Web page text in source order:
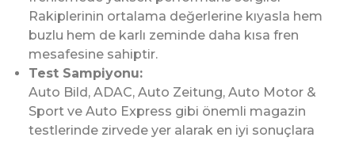
Rakiplerinin ortalama değerlerine kıyasla hem
buzlu hem de karlı zeminde daha kısa fren
mesafesine sahiptir.
Test Sampiyonu:
Auto Bild, ADAC, Auto Zeitung, Auto Motor &
Sport ve Auto Express gibi önemli magazin
testlerinde zirvede yer alarak en iyi sonuçlara